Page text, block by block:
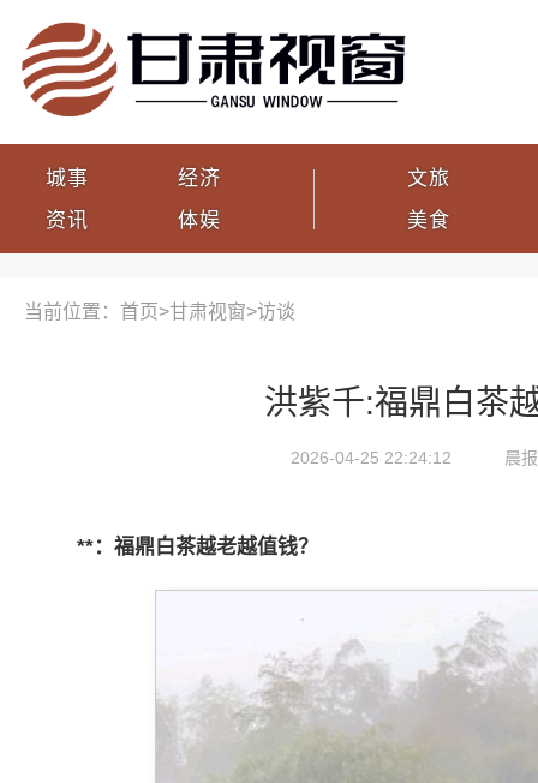
城事
资讯
经济
体娱
文旅
美食
当前位置：首页>甘肃视窗>访谈
洪紫千:福鼎白茶
2026-04-25 22:24:12 晨
**：福鼎白茶越老越值钱？